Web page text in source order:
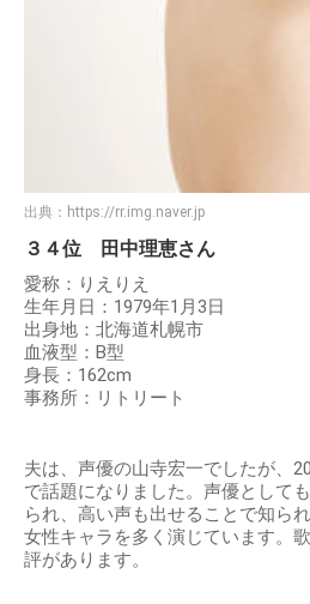
出典： https://rr.img.naver.jp
３４位 田中理恵さん
愛称：りえりえ
生年月日：1979年1月3日
出身地：北海道札幌市
血液型：B型
身長：162cm
事務所：リトリート
夫は、声優の山寺宏一でしたが、
で話題になりました。声優として
られ、高い声も出せることで知ら
女性キャラを多く演じています。
評があります。